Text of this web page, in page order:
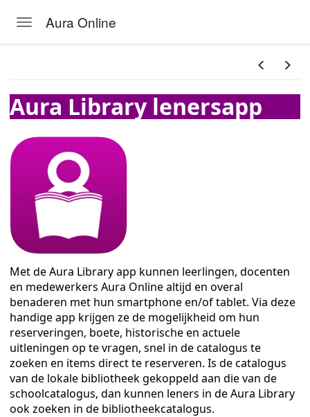
Toggle navigation
Aura Online
Aura Library lenersapp
Met de Aura Library app kunnen leerlingen, docenten
en medewerkers Aura Online altijd en overal
benaderen met hun smartphone en/of tablet. Via deze
handige app krijgen ze de mogelijkheid om hun
reserveringen, boete, historische en actuele
uitleningen op te vragen, snel in de catalogus te
zoeken en items direct te reserveren. Is de catalogus
van de lokale bibliotheek gekoppeld aan die van de
schoolcatalogus, dan kunnen leners in de Aura Library
ook zoeken in de bibliotheekcatalogus.